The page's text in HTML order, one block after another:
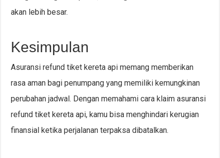
akan lebih besar.
Kesimpulan
Asuransi refund tiket kereta api memang memberikan
rasa aman bagi penumpang yang memiliki kemungkinan
perubahan jadwal. Dengan memahami cara klaim asuransi
refund tiket kereta api, kamu bisa menghindari kerugian
finansial ketika perjalanan terpaksa dibatalkan.